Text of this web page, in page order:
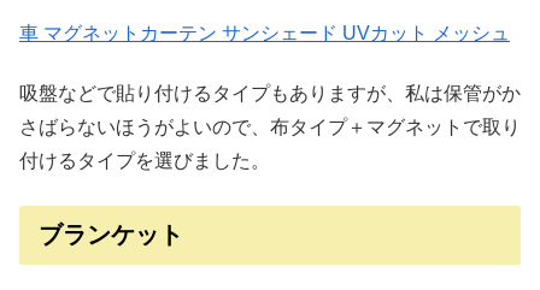
車 マグネットカーテン サンシェード UVカット メッシュ
吸盤などで貼り付けるタイプもありますが、私は保管がか
さばらないほうがよいので、布タイプ＋マグネットで取り
付けるタイプを選びました。
ブランケット